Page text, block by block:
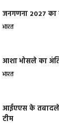
जनगणना 2027 का
भारत
आशा भोसले का
भारत
आईएएस के
टीम